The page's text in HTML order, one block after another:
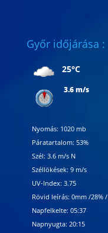
Győr időjárása :
25°C
3.6 m/s
Nyomás: 1020 mb
Páratartalom: 53%
Szél: 3.6 m/s N
Széllökések: 9 m/s
UV-Index: 3.75
Rövid leírás: 0mm/28%/
Napfelkelte: 05:37
Napnyugta: 20:15